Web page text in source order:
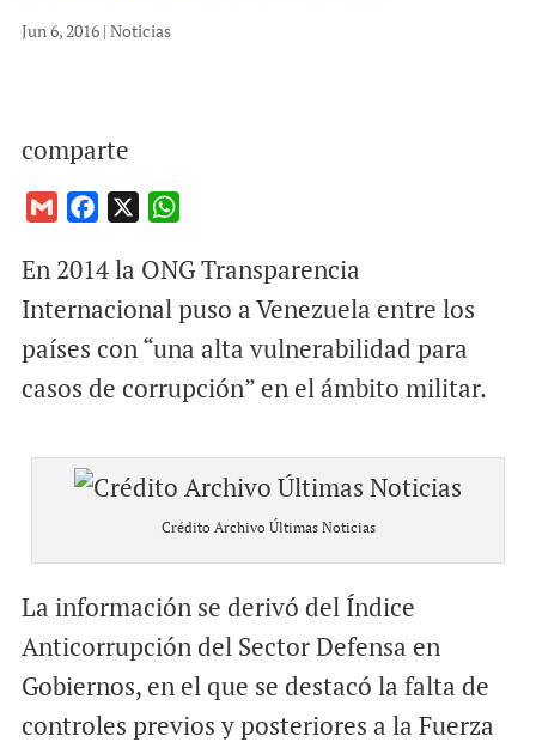
Jun 6, 2016| Noticias
comparte
a
i
c
e
o
o
a
t
s
A
p
En 2014 la ONG Transparencia
Internacional puso a Venezuela entre los
países con “una alta vulnerabilidad para
casos de corrupción” en el ámbito militar.
Crédito Archivo Últimas Noticias
La información se derivó del Índice
Anticorrupción del Sector Defensa en
Gobiernos, en el que se destacó la falta de
controles previos y posteriores a la Fuerza